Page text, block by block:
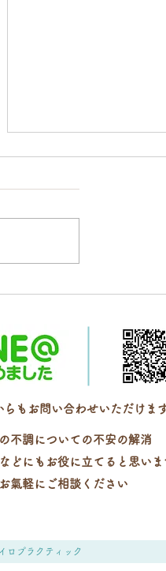
【お知らせ】 8/4
らもお問い合わせいただけま
不調についての不安の解消
どにもお役に立てると思いま
お氣軽にご相談ください
ロプラクティック